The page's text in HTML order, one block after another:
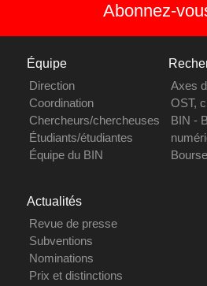
Abonnez-
Équipe
Direction
Coordination
Chercheurs/chercheuses
Étudiants/étudiantes
Équipe du BIN
Axes
OST,
BIN -
Actualités
Revue de presse
Subventions
Nominations
Prix et distinctions